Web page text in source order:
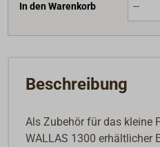
In den Warenkorb
Beschreibung
Als Zubehör für das kleine
WALLAS 1300 erhältlicher